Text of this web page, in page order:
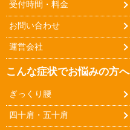
受付時間・料金
お問い合わせ
運営会社
こんな症状でお悩みの方へ
ぎっくり腰
四十肩・五十肩